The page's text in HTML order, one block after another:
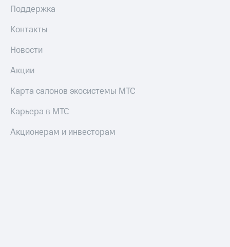
Акции
скидки
Поддержка
Контакты
Новости
Акции
Карта салонов экосистемы МТС
Карьера в МТС
Акционерам и инвесторам